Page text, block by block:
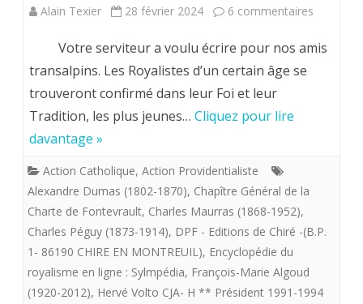
Alain Texier 28 février 2024 6 commentaires
SIECLE
Votre serviteur a voulu écrire pour nos amis
transalpins. Les Royalistes d’un certain âge se
trouveront confirmé dans leur Foi et leur
Tradition, les plus jeunes… Cliquez pour lire
davantage »
Action Catholique, Action Providentialiste
Alexandre Dumas (1802-1870), Chapître Général de la
Charte de Fontevrault, Charles Maurras (1868-1952),
Charles Péguy (1873-1914), DPF - Editions de Chiré -(B.P.
1- 86190 CHIRE EN MONTREUIL), Encyclopédie du
royalisme en ligne : Sylmpédia, François-Marie Algoud
(1920-2012), Hervé Volto CJA- H ** Président 1991-1994